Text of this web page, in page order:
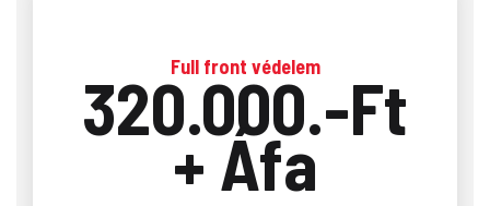
Full front védelem
320.000.-Ft
+ Áfa